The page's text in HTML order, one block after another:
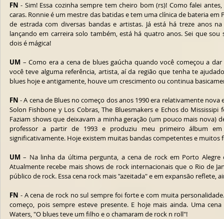
FN - Sim! Essa cozinha sempre tem cheiro bom (rs)! Como falei
caras. Ronnie é um mestre das batidas e tem uma clínica de bateria em
de estrada com diversas bandas e artistas. Já está há treze anos
lançando em carreira solo também, está há quatro anos. Sei que
dois é mágica!
UM – Como era a cena de blues gaúcha quando você começou a
você teve alguma referência, artista, aí da região que tenha te
blues hoje e antigamente, houve um crescimento ou continua
FN - A cena de Blues no começo dos anos 1990 era relativamente
Solon Fishbone y Los Cobras, The Bluesmakers e Echos do
Faziam shows que deixavam a minha geração (um pouco mais nova)
professor a partir de 1993 e produziu meu primeiro álbum em
significativamente. Hoje existem muitas bandas competentes e muitos
UM – Na linha da última pergunta, a cena de rock em Porto Alegre
Atualmente recebe mais shows de rock internacionais que o Rio de
público de rock. Essa cena rock mais "azeitada" e em expansão reflete,
FN - A cena de rock no sul sempre foi forte e com muita
começo, pois sempre esteve presente. E hoje mais ainda. Uma
Waters, "O blues teve um filho e o chamaram de rock n roll"!